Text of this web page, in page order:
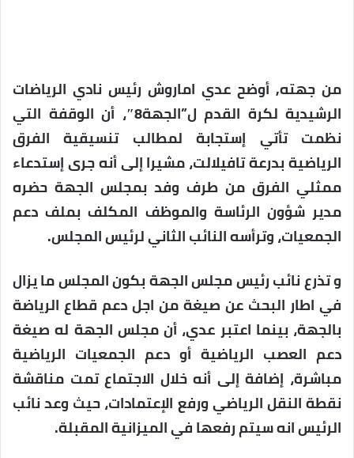
من جهته, أوضح عدي اماروش رئيس نادي الرياضات
الرشيدية لكرة القدم ل”الجهة8″، أن الوقفة التي
نظمت تأتي إستجابة لمطالب تنسيقية الفرق
الرياضية بدرعة تافيلالت، مشيرا إلى أنه جرى إستدعاء
ممثلي الفرق من طرف وفد بمجلس الجهة حضره
مدير شؤون الرئاسة والموظف المكلف بملف دعم
الجمعيات، وترأسه النائب الثاني لرئيس المجلس.
و تذرع نائب رئيس مجلس الجهة بكون المجلس ما يزال
في اطار البحث عن صيغة من اجل دعم قطاع الرياضة
بالجهة، بينما اعتبر عدي، أن مجلس الجهة له صيغة
دعم العصب الرياضية أو دعم الجمعيات الرياضية
مباشرة، إضافة إلى أنه خلال الاجتماع تمت مناقشة
نقطة النقل الرياضي ورفع الإعتمادات، حيث وعد نائب
الرئيس انه سيتم رفعها في الميزانية المقبلة.